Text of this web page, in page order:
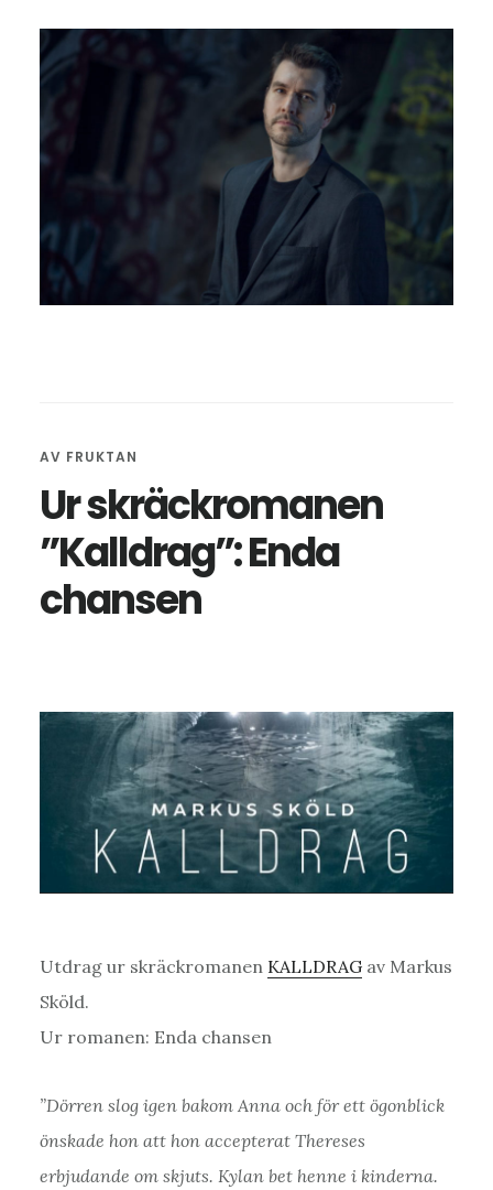
AV FRUKTAN
Ur skräckromanen
”Kalldrag”: Enda
chansen
Utdrag ur skräckromanen KALLDRAGav Markus
Sköld.
Ur romanen: Enda chansen
”Dörren slog igen bakom Anna och för ett ögonblick
önskade hon att hon accepterat Thereses
erbjudande om skjuts. Kylan bet henne i kinderna.